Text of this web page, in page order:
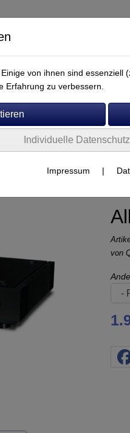
von
von ihnen sind
Erfahrung zu verbessern.
Individuelle
Impressum |